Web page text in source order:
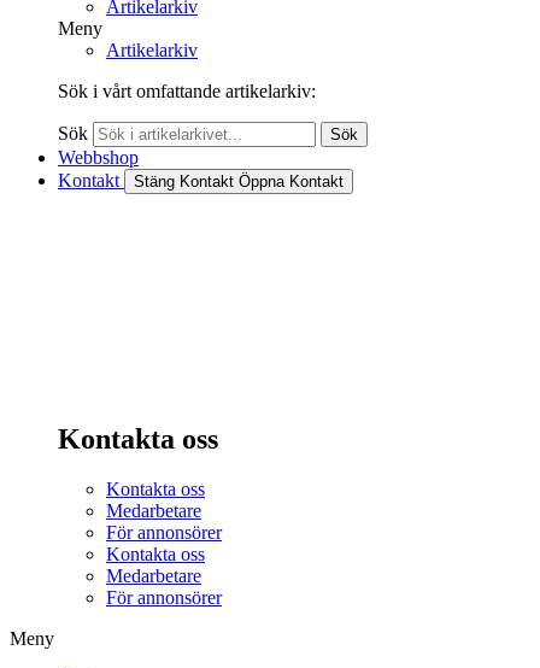
Artikelarkiv
Meny
Artikelarkiv
Sök i vårt omfattande artikelarkiv:
Sök Sök
Webbshop
Kontakt
Stäng Kontakt Öppna Kontakt
Kontakta oss
Kontakta oss
Medarbetare
För annonsörer
Kontakta oss
Medarbetare
För annonsörer
Meny